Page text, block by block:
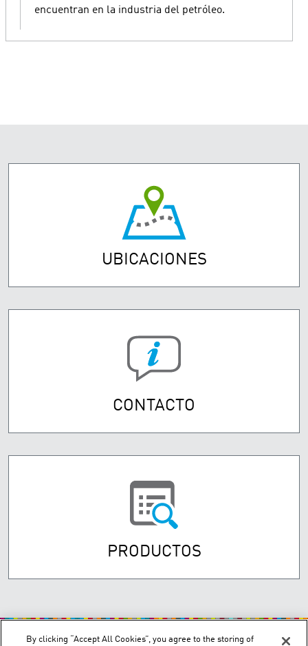
encuentran en la industria del petróleo.
UBICACIONES
CONTACTO
PRODUCTOS
By clicking “Accept All Cookies”, you agree to the storing of